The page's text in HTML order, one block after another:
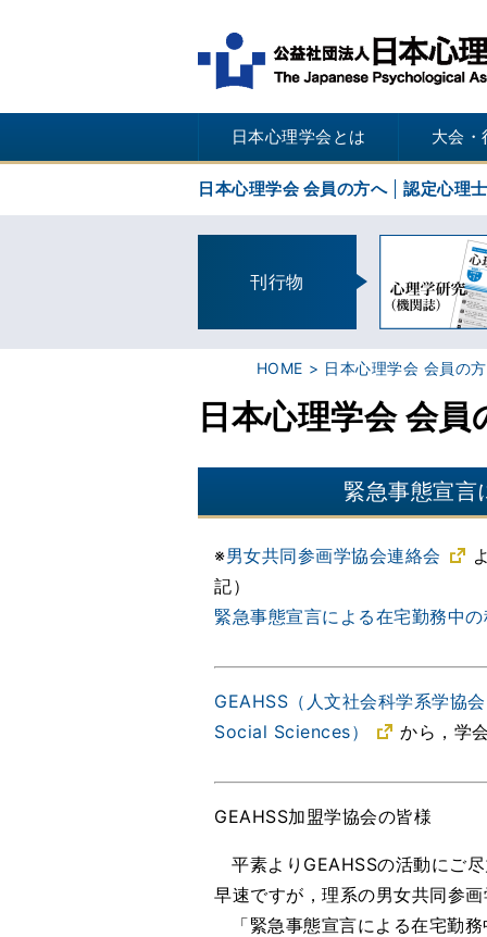
日本心理学会とは 大会・
日本心理学会 会員の方へ 認定心理
刊行物
HOME 日本心理学会 会員の方
日本心理学会 会員
緊急事態宣言
※男女共同参画学協会連絡会
記）
緊急事態宣言による在宅勤務中
GEAHSS（人文社会科学系学
Social Sciences）
から，学
GEAHSS加盟学協会の皆様
平素よりGEAHSSの活動にご
早速ですが，理系の男女共同参
「緊急事態宣言による在宅勤